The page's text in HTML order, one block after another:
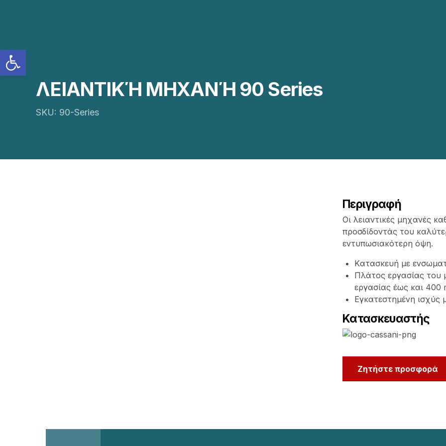
ΛΕΙΑΝΤΙΚΉ ΜΗΧΑΝΉ 90 Series
SKU: 90-Series
Περιγραφή
Οι λειαντικές μηχανές
προσδίδοντάς του
εντυπωσιακότερη όψη.
Kατασκευή με
Πλάτος εργασίας του
εργασίας έως και 400
Εγκατεστημένη ισχύς
Κατασκευαστής
Ζητήστε προσφορά
Ανοίξτε τη γραμμή εργαλείων